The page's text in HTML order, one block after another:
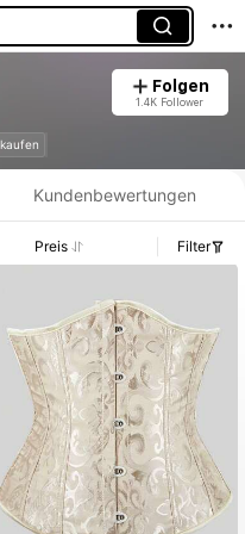
Folgen
1.4K Follower
und Lagerbestandsdetails.
Kundenbewertungen
Preis Filter